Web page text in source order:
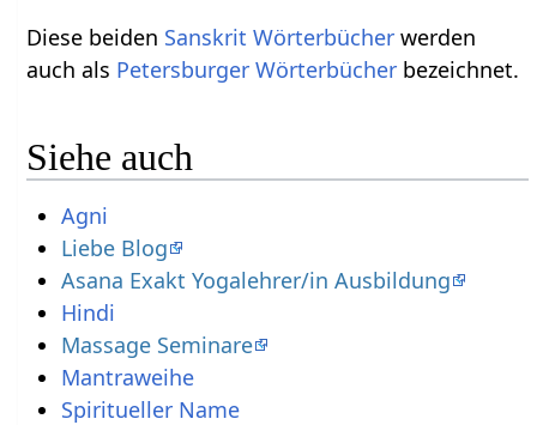
Diese beiden Sanskrit Wörterbücher werden
auch als Petersburger Wörterbücher bezeichnet.
Siehe auch
Agni
Liebe Blog
Asana Exakt Yogalehrer/in Ausbildung
Hindi
Massage Seminare
Mantraweihe
Spiritueller Name